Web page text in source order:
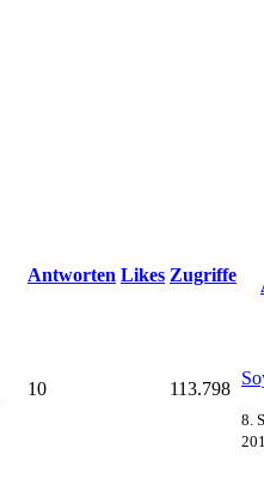
Antworten Likes Zugriffe
10 113.798
8.